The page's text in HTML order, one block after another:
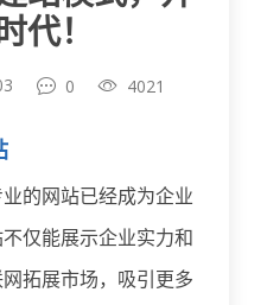
代！
0
4021
的网站已经成为企业
仅能展示企业实力和
拓展市场，吸引更多